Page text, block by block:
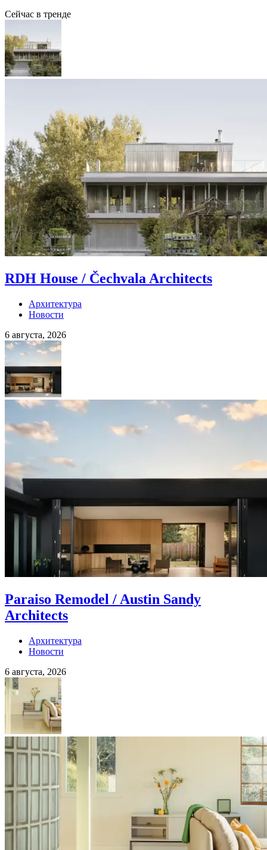
Сейчас в тренде
RDH House / Čechvala Architects
Архитектура
Новости
6 августа, 2026
Paraiso Remodel / Austin Sandy
Architects
Архитектура
Новости
6 августа, 2026